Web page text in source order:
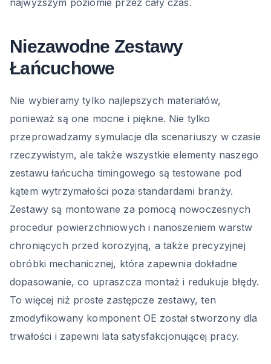
najwyższym poziomie przez cały czas.
Niezawodne Zestawy
Łańcuchowe
Nie wybieramy tylko najlepszych materiałów,
ponieważ są one mocne i piękne. Nie tylko
przeprowadzamy symulacje dla scenariuszy w czasie
rzeczywistym, ale także wszystkie elementy naszego
zestawu łańcucha timingowego są testowane pod
kątem wytrzymałości poza standardami branży.
Zestawy są montowane za pomocą nowoczesnych
procedur powierzchniowych i nanoszeniem warstw
chroniących przed korozyjną, a także precyzyjnej
obróbki mechanicznej, która zapewnia dokładne
dopasowanie, co upraszcza montaż i redukuje błędy.
To więcej niż proste zastępcze zestawy, ten
zmodyfikowany komponent OE został stworzony dla
trwałości i zapewni lata satysfakcjonującej pracy.